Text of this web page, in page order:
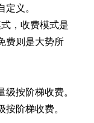
义。
，收费模式是
费则是大势所
按阶梯收费。
阶梯收费。